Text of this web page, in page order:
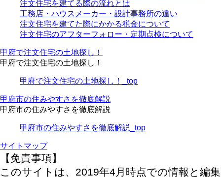
注文住宅を建てる際の流れとは
工務店・ハウスメーカー・設計事務所の違い
注文住宅を建てた際にかかる税金について
注文住宅のアフターフォロー・定期点検について
甲府で注文住宅の土地探し！
甲府で注文住宅の土地探し！
甲府で注文住宅の土地探し！_top
甲府市の住みやすさを徹底解説
甲府市の住みやすさを徹底解説
甲府市の住みやすさを徹底解説_top
サイトマップ
【免責事項】
このサイトは、2019年4月時点での情報と編集